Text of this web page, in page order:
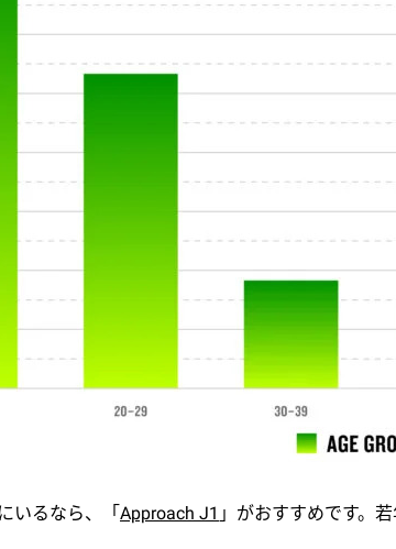
いるなら、「Approach J1 」がおすすめです。